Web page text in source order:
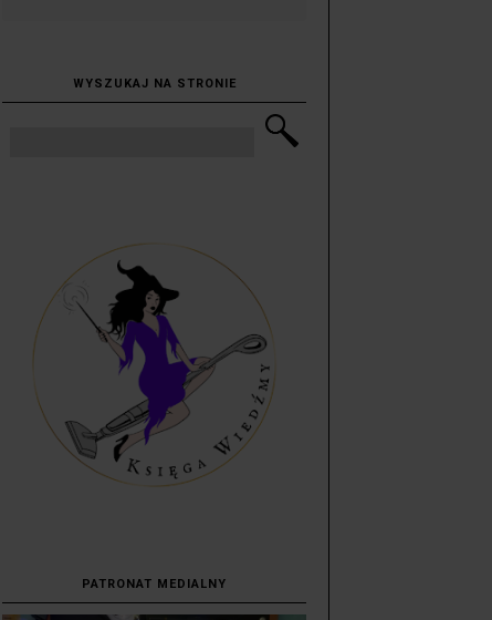
WYSZUKAJ NA STRONIE
PATRONAT MEDIALNY